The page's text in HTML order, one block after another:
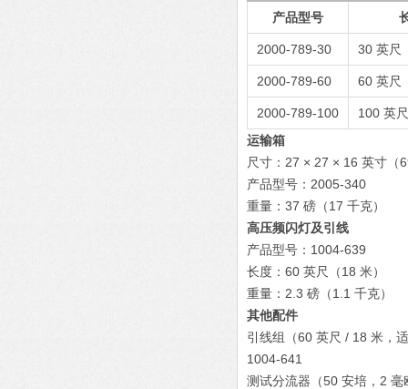
产品型号
2000-789-30 30 英尺
2000-789-60 60 英尺
2000-789-100
100 英
运输箱
尺寸：27 × 27 × 16 英寸（
产品型号：2005-340
重量：37 磅（17 千克）
高压频闪灯及引线
产品型号：1004-639
长度：60 英尺（18 米）
重量：2.3 磅（1.1 千克）
其他配件
引线组（60 英尺 / 18 米，
1004-641
测试分流器（50 安培，2